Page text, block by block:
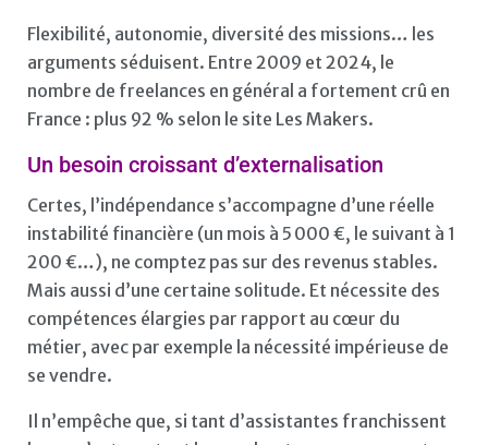
Flexibilité, autonomie, diversité des missions… les
arguments séduisent. Entre 2009 et 2024, le
nombre de freelances en général a fortement crû en
France : plus 92 % selon le site Les Makers.
Un besoin croissant d’externalisation
Certes, l’indépendance s’accompagne d’une réelle
instabilité financière (un mois à 5 000 €, le suivant à 1
200 €…), ne comptez pas sur des revenus stables.
Mais aussi d’une certaine solitude. Et nécessite des
compétences élargies par rapport au cœur du
métier, avec par exemple la nécessité impérieuse de
se vendre.
Il n’empêche que, si tant d’assistantes franchissent